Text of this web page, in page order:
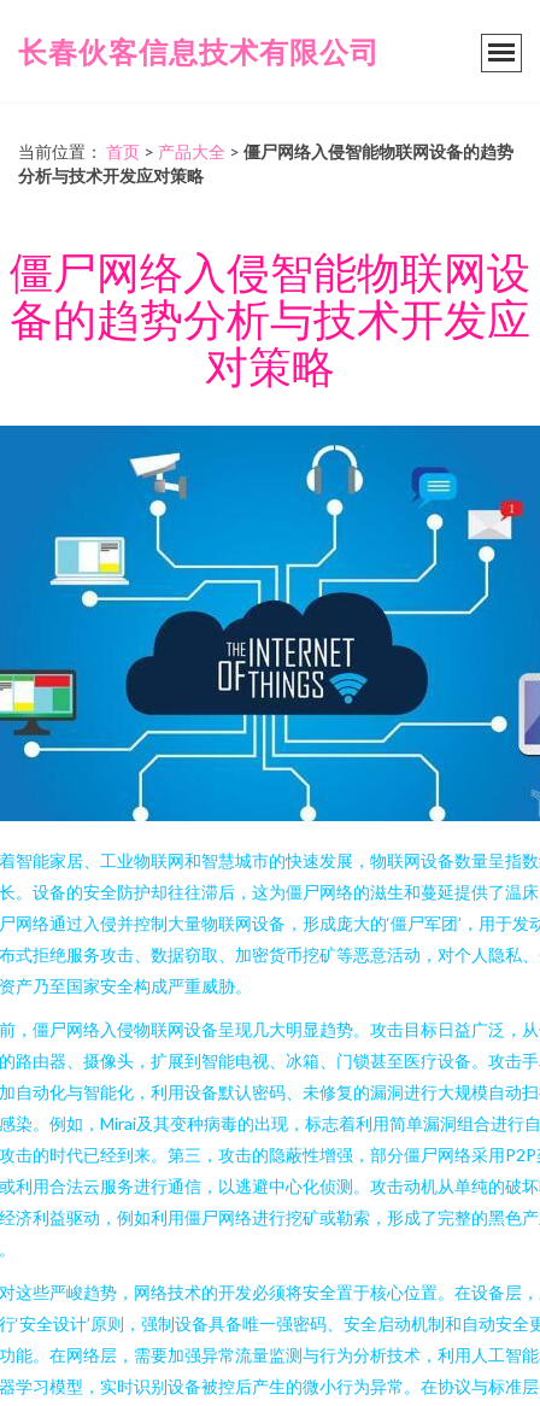
长春伙客信息技术有限公司
当前位置： 首页 > 产品大全 > 僵尸网络入侵智能物联网设备的趋势
分析与技术开发应对策略
僵尸网络入侵智能物联网设
备的趋势分析与技术开发应
对策略
智能家居、工业物联网和智慧城市的快速发展，物联网设备数量呈指
。设备的安全防护却往往滞后，这为僵尸网络的滋生和蔓延提供了温
网络通过入侵并控制大量物联网设备，形成庞大的‘僵尸军团’，用于发
式拒绝服务攻击、数据窃取、加密货币挖矿等恶意活动，对个人隐私
产乃至国家安全构成严重威胁。
，僵尸网络入侵物联网设备呈现几大明显趋势。攻击目标日益广泛，
路由器、摄像头，扩展到智能电视、冰箱、门锁甚至医疗设备。攻击
自动化与智能化，利用设备默认密码、未修复的漏洞进行大规模自动
染。例如，Mirai及其变种病毒的出现，标志着利用简单漏洞组合进行
击的时代已经到来。第三，攻击的隐蔽性增强，部分僵尸网络采用P2P
利用合法云服务进行通信，以逃避中心化侦测。攻击动机从单纯的破
济利益驱动，例如利用僵尸网络进行挖矿或勒索，形成了完整的黑色
这些严峻趋势，网络技术的开发必须将安全置于核心位置。在设备层
‘安全设计’原则，强制设备具备唯一强密码、安全启动机制和自动安全
能。在网络层，需要加强异常流量监测与行为分析技术，利用人工智
学习模型，实时识别设备被控后产生的微小行为异常。在协议与标准